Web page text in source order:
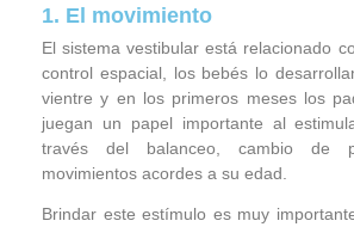
1. El movimiento
El sistema vestibular está relacionado
control espacial, los bebés lo
vientre y en los primeros meses los
juegan un papel importante al
través del balanceo, cambio de
movimientos acordes a su edad.
Brindar este estímulo es muy